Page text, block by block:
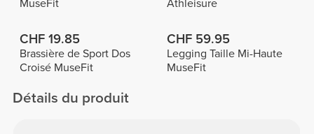
MuseFit
Athleisure
CHF 19.85
Brassière de Sport Dos
Croisé MuseFit
CHF 59.95
Legging Taille Mi-Haute
MuseFit
Détails du produit